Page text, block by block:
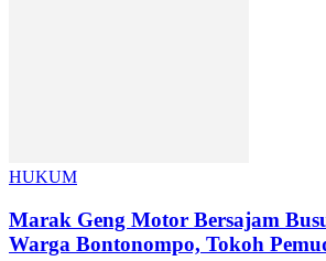
HUKUM
Marak Geng Motor Bersajam
Warga Bontonompo, Tokoh